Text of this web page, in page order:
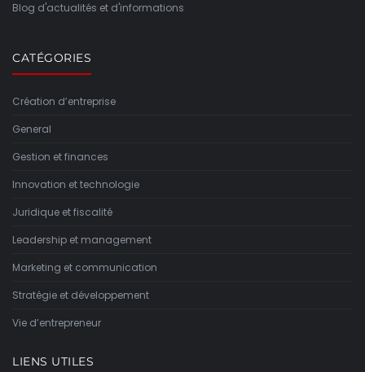
Blog d'actualités et d'informations
CATÉGORIES
Création d’entreprise
General
Gestion et finances
Innovation et technologie
Juridique et fiscalité
Leadership et management
Marketing et communication
Stratégie et développement
Vie d’entrepreneur
LIENS UTILES